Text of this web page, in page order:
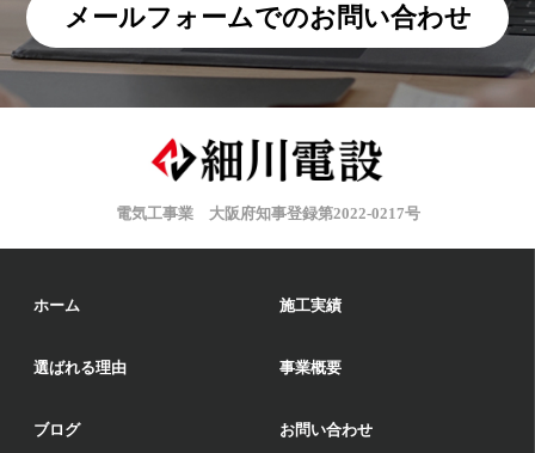
メールフォームでのお問い合わせ
電気工事業 大阪府知事登録第2022-0217号
ホーム 施工実績
選ばれる理由 事業概要
ブログ お問い合わせ